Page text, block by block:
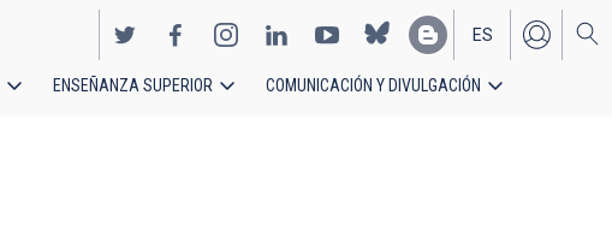
EN
ES
ENSEÑANZA SUPERIOR COMUNICACIÓN Y DIVULGACIÓN